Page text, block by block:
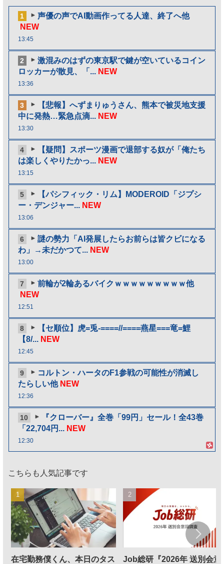
1
声優の声でAI動画作ってる人達、終了へ他
NEW
13:45
2
激混みのはずの東京駅で鍵が空いているコイン
ロッカーが散見、「... NEW
13:36
3
【悲報】へずまりゅうさん、熊本で被災地支援
中に発熱…緊急点滴... NEW
13:30
4
【疑問】スポーツ漫画で退部する奴が「俺たち
は楽しくやりたかっ... NEW
13:15
5
【パシフィック・リム】MODEROID「ジプシ
ー・デンジャー... NEW
13:06
6
謎の勢力「AI発展したらお前らは皆クビになる
わ」→未だかつて... NEW
13:00
7
前輪が2輪あるバイクｗｗｗｗｗｗｗｗｗ他
NEW
12:51
8
【セ順位】虎=兎-====//====燕星===竜=鯉
【8/... NEW
12:45
9
コルトン・ハータのF1参戦の可能性が消滅し
たらしい他 NEW
12:36
10
『クローバー』全巻「99円」セール！全43巻
「22,704円... NEW
12:30
こちらも人気記事です
在宅勤務僕くん、本日のタス
Job総研『2026年 送別会意